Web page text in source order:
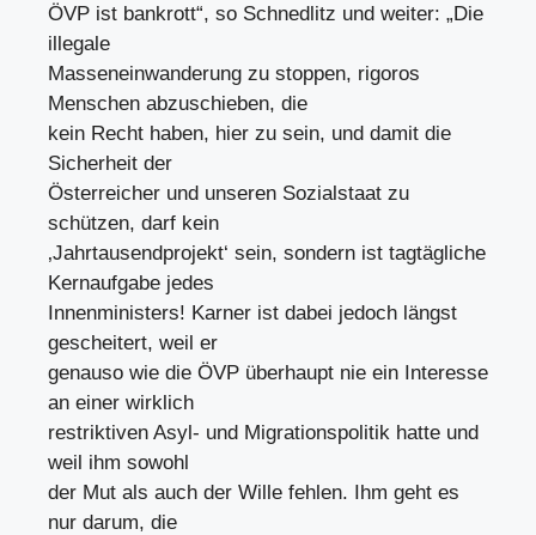
ÖVP ist bankrott“, so Schnedlitz und weiter: „Die
illegale
Masseneinwanderung zu stoppen, rigoros
Menschen abzuschieben, die
kein Recht haben, hier zu sein, und damit die
Sicherheit der
Österreicher und unseren Sozialstaat zu
schützen, darf kein
‚Jahrtausendprojekt‘ sein, sondern ist tagtägliche
Kernaufgabe jedes
Innenministers! Karner ist dabei jedoch längst
gescheitert, weil er
genauso wie die ÖVP überhaupt nie ein Interesse
an einer wirklich
restriktiven Asyl- und Migrationspolitik hatte und
weil ihm sowohl
der Mut als auch der Wille fehlen. Ihm geht es
nur darum, die